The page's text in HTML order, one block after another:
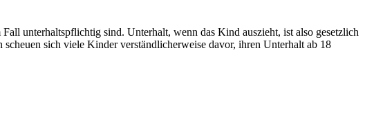
unterhaltspflichtig sind. Unterhalt, wenn das Kind auszieht, ist also gesetzlich
sich viele Kinder verständlicherweise davor, ihren Unterhalt ab 18